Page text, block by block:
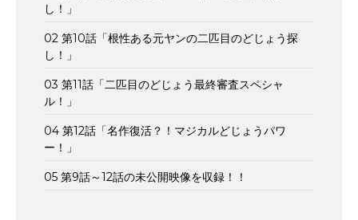
し！」
02 第10話「根性ある元ヤンの二匹目のどじょう探
し！」
03 第11話「二匹目のどじょう最終審査スペシャ
ル！」
04 第12話「名作復活？！マジカルどじょうパワ
ー！」
05 第9話～12話の未公開映像を収録！！